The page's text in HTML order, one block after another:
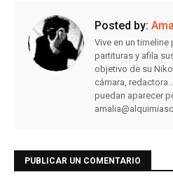
Posted by:
Vive en un
partituras y afila
objetivo de su
cámara,
puedan aparecer
PUBLICAR UN COMENTARIO